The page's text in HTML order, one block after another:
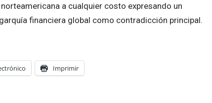
a cualquier costo expresando un
financiera global como contradicción principal.
Imprimir